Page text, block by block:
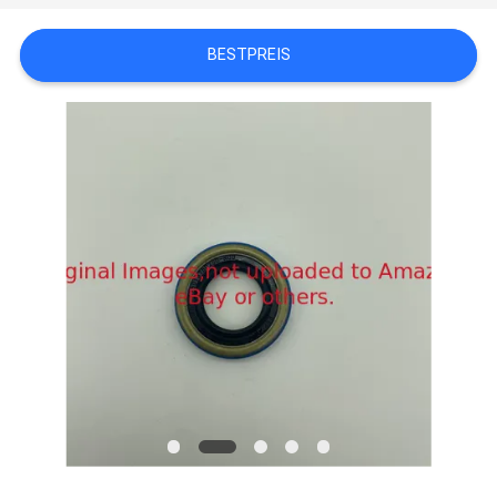
SIE EIN
ZITAT
POLICY
BESTPREIS